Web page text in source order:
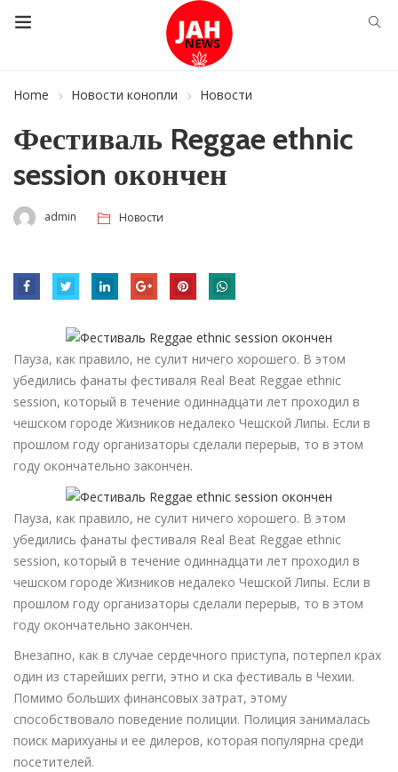
Home Новости конопли Новости
Фестиваль Reggae ethnic
session окончен
admin Новости
Пауза, как правило, не сулит ничего хорошего. В этом
убедились фанаты фестиваля Real Beat Reggae ethnic
session, который в течение одиннадцати лет проходил в
чешском городе Жизников недалеко Чешской Липы. Если в
прошлом году организаторы сделали перерыв, то в этом
году окончательно закончен.
Пауза, как правило, не сулит ничего хорошего. В этом
убедились фанаты фестиваля Real Beat Reggae ethnic
session, который в течение одиннадцати лет проходил в
чешском городе Жизников недалеко Чешской Липы. Если в
прошлом году организаторы сделали перерыв, то в этом
году окончательно закончен.
Внезапно, как в случае сердечного приступа, потерпел крах
один из старейших регги, этно и ска фестиваль в Чехии.
Помимо больших финансовых затрат, этому
способствовало поведение полиции. Полиция занималась
поиск марихуаны и ее дилеров, которая популярна среди
посетителей.